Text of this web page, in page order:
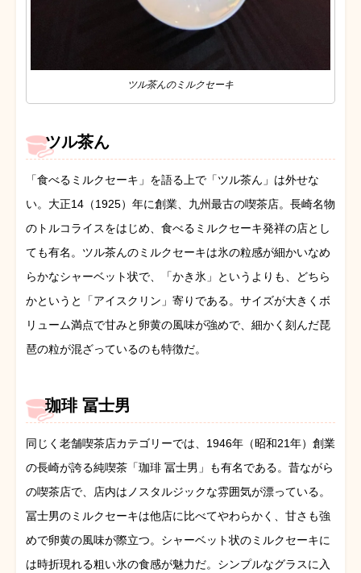
ツル茶んのミルクセーキ
ツル茶ん
「食べるミルクセーキ」を語る上で「ツル茶ん」は外せな
い。大正14（1925）年に創業、九州最古の喫茶店。長崎名物
のトルコライスをはじめ、食べるミルクセーキ発祥の店とし
ても有名。ツル茶んのミルクセーキは氷の粒感が細かいなめ
らかなシャーベット状で、「かき氷」というよりも、どちら
かというと「アイスクリン」寄りである。サイズが大きくボ
リューム満点で甘みと卵黄の風味が強めで、細かく刻んだ琵
琶の粒が混ざっているのも特徴だ。
珈琲 冨士男
同じく老舗喫茶店カテゴリーでは、1946年（昭和21年）創業
の長崎が誇る純喫茶「珈琲 冨士男」も有名である。昔ながら
の喫茶店で、店内はノスタルジックな雰囲気が漂っている。
冨士男のミルクセーキは他店に比べてやわらかく、甘さも強
めで卵黄の風味が際立つ。シャーベット状のミルクセーキに
は時折現れる粗い氷の食感が魅力だ。シンプルなグラスに入